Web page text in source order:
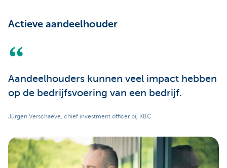
Actieve aandeelhouder
Aandeelhouders kunnen veel impact hebben
op de bedrijfsvoering van een bedrijf.
Jürgen Verschaeve, chief investment officer bij KBC